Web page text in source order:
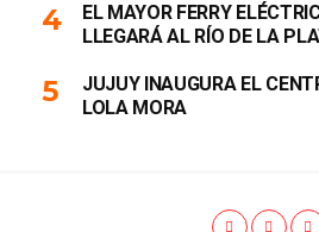
EL MAYOR FERRY
LLEGARÁ AL RÍO DE LA
JUJUY INAUGURA EL
LOLA MORA